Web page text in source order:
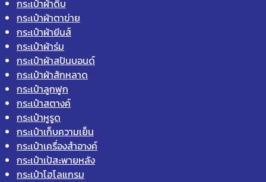
กระเป๋าผ้าดิบ
กระเป๋าผ้าตาข่าย
กระเป๋าผ้ายีนส์
กระเป๋าผ้าร่ม
กระเป๋าผ้าสปันบอนด์
กระเป๋าผ้าสักหลาด
กระเป๋าลูกฟูก
กระเป๋าสตางค์
กระเป๋าหูรูด
กระเป๋าเก็บความเย็น
กระเป๋าเครื่องสำอางค์
กระเป๋าเป้สะพายหลัง
กระเป๋าโฮโลแกรม